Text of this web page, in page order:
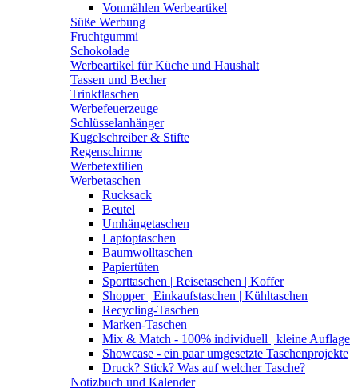
Vonmählen Werbeartikel
Süße Werbung
Fruchtgummi
Schokolade
Werbeartikel für Küche und Haushalt
Tassen und Becher
Trinkflaschen
Werbefeuerzeuge
Schlüsselanhänger
Kugelschreiber & Stifte
Regenschirme
Werbetextilien
Werbetaschen
Rucksack
Beutel
Umhängetaschen
Laptoptaschen
Baumwolltaschen
Papiertüten
Sporttaschen | Reisetaschen | Koffer
Shopper | Einkaufstaschen | Kühltaschen
Recycling-Taschen
Marken-Taschen
Mix & Match - 100% individuell | kleine Auflage
Showcase - ein paar umgesetzte Taschenprojekte
Druck? Stick? Was auf welcher Tasche?
Notizbuch und Kalender